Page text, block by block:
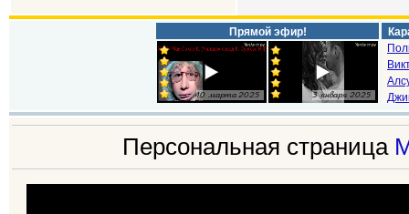
Прямой эфир!
Персональная страница